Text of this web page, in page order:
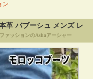
ン
革 バブーシュ メンズ レ
ァッションのAshaアーシャー